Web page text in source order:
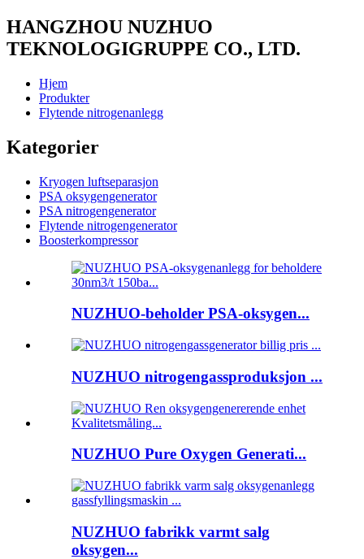
HANGZHOU NUZHUO
TEKNOLOGIGRUPPE CO., LTD.
Hjem
Produkter
Flytende nitrogenanlegg
Kategorier
Kryogen luftseparasjon
PSA oksygengenerator
PSA nitrogengenerator
Flytende nitrogengenerator
Boosterkompressor
NUZHUO-beholder PSA-oksygen...
NUZHUO nitrogengassproduksjon ...
NUZHUO Pure Oxygen Generati...
NUZHUO fabrikk varmt salg
oksygen...